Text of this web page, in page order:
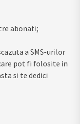
abonati;
a SMS-urilor
pot fi folosite in
si te dedici